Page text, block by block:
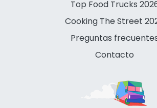
Top Food Trucks
Cooking The Street
Preguntas
Contacto